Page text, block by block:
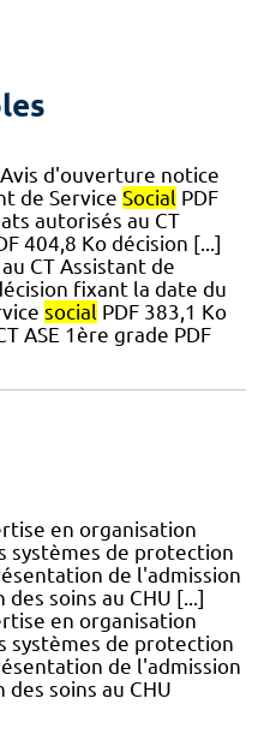
Avis d'ouverture notice
de Service Social PDF
autorisés au CT
404,8 Ko décision [...]
CT Assistant de
fixant la date du
social PDF 383,1 Ko
ASE 1ère grade PDF
en organisation
systèmes de protection
de l'admission
soins au CHU [...]
en organisation
systèmes de protection
de l'admission
soins au CHU